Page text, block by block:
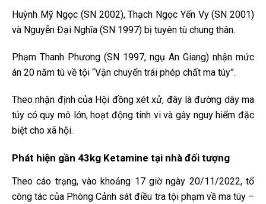
Huỳnh Mỹ Ngọc (SN 2002), Thạch Ngọc Yến Vy (SN 2001)
và Nguyễn Đại Nghĩa (SN 1997) bị tuyên tù chung thân.
Phạm Thanh Phương (SN 1997, ngụ An Giang) nhận mức
án 20 năm tù về tội “Vận chuyển trái phép chất ma túy”.
Theo nhận định của Hội đồng xét xử, đây là đường dây ma
túy có quy mô lớn, hoạt động tinh vi và gây nguy hiểm đặc
biệt cho xã hội.
Phát hiện gần 43kg Ketamine tại nhà đối tượng
Theo cáo trạng, vào khoảng 17 giờ ngày 20/11/2022, tổ
công tác của Phòng Cảnh sát điều tra tội phạm về ma túy –